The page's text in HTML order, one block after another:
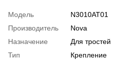
Модель
N3010AT01
Производитель
Nova
Назначение
Для тростей
Тип
Крепление